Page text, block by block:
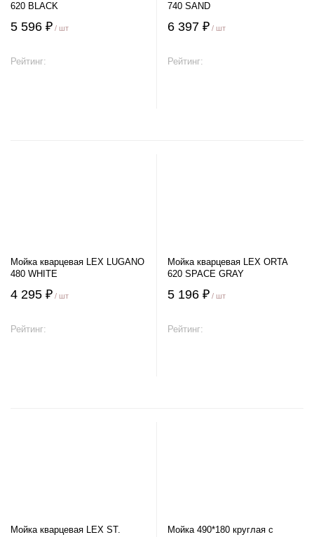
620 BLACK
5 596 ₽ / шт
Рейтинг:
740 SAND
6 397 ₽ / шт
Рейтинг:
Мойка кварцевая LEX LUGANO
480 WHITE
4 295 ₽ / шт
Рейтинг:
Мойка кварцевая LEX ORTA
620 SPACE GRAY
5 196 ₽ / шт
Рейтинг:
Мойка кварцевая LEX ST.
Мойка 490*180 круглая с